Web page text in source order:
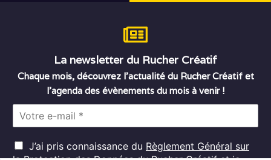
La newsletter du Rucher Créatif
Chaque mois, découvrez l’actualité du Rucher Créatif et
l’agenda des évènements du mois à venir !
R
G
J’ai pris connaissance du Règlement Général sur